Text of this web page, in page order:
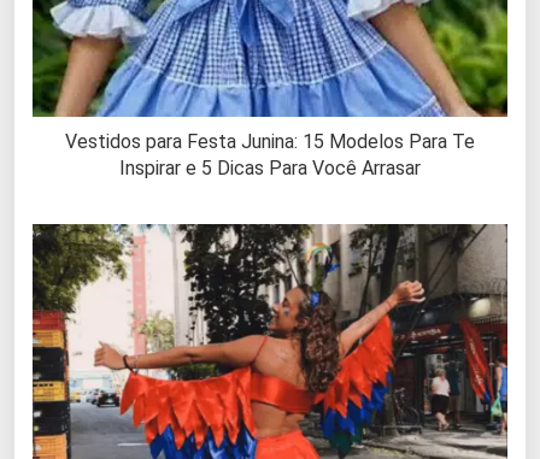
Vestidos para Festa Junina: 15 Modelos Para Te
Inspirar e 5 Dicas Para Você Arrasar